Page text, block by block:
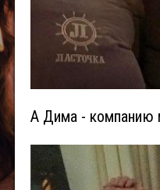
А Дима - компанию